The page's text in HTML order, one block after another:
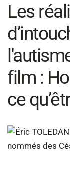
Les
film :
ce